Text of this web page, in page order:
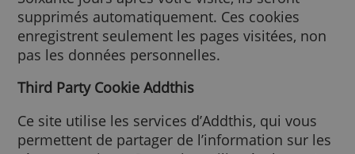
Ce site utilise des « cookies » afin que les
visiteurs aient une expérience agréable lors
leur visite. Il s'agit ici de cookies
Soixante jours après votre visite, ils seront
supprimés automatiquement. Ces cookies
enregistrent seulement les pages visitées,
pas les données personnelles.